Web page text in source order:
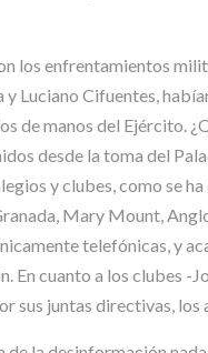
los enfrentamientos
Luciano Cifuentes,
de manos del Ejército.
desde la toma del
y clubes, como se
Mary Mount,
telefónicas, y
cuanto a los clubes -
sus juntas directivas,